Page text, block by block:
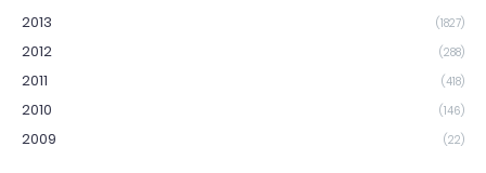
2013 (1827)
2012 (288)
2011 (418)
2010 (146)
2009 (22)